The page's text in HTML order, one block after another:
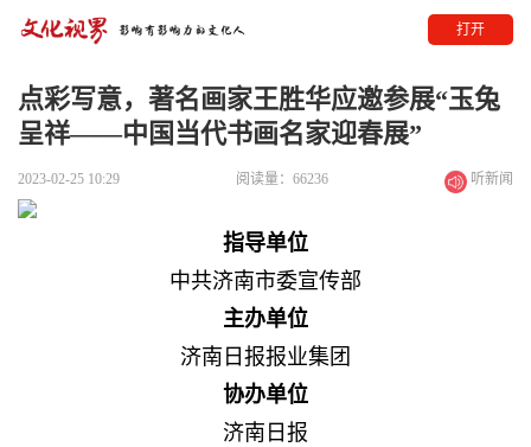
打开
点彩写意，著名画家王胜华应邀参展“玉兔
呈祥——中国当代书画名家迎春展”
2023-02-25 10:29 阅读量：66236 听新闻
指导单位
中共济南市委宣传部
主办单位
济南日报报业集团
协办单位
济南日报